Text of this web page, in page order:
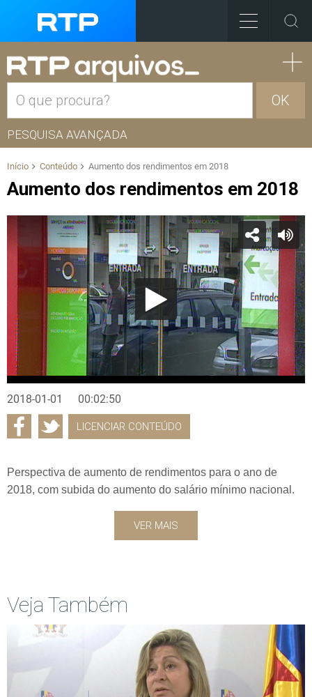
OK
PESQUISA AVANÇADA
Início Conteúdo Aumento dos rendimentos em 2018
Aumento dos rendimentos em 2018
2018-01-01 00:02:50
LICENCIAR CONTEÚDO
Perspectiva de aumento de rendimentos para o ano de
2018, com subida do aumento do salário mínimo nacional.
VER MAIS
Veja Também